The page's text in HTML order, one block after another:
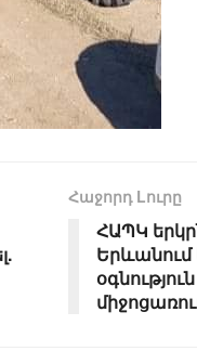
Հաջորդ Lուրը
ՀԱՊԿ